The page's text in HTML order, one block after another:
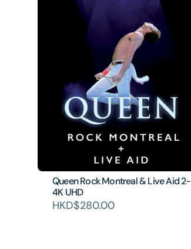
Queen Rock Montreal & Live Aid 2-
4K UHD
HKD$280.00